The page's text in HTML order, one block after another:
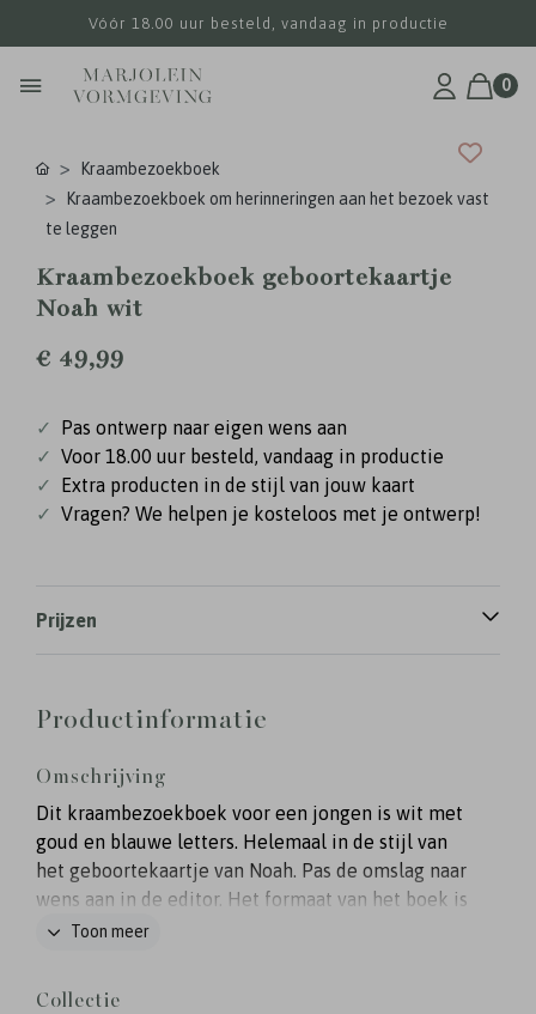
Vóór 18.00 uur besteld, vandaag in productie
0
Kraambezoekboek
Kraambezoekboek om herinneringen aan het bezoek vast
te leggen
Kraambezoekboek geboortekaartje
Noah wit
€ 49,99
✓
Pas ontwerp naar eigen wens aan
✓ Voor 18.00 uur besteld, vandaag in productie
✓
Extra producten in de stijl van jouw kaart
✓ Vragen? We helpen je kosteloos met je ontwerp!
Prijzen
Productinformatie
Omschrijving
Dit kraambezoekboek voor een jongen is wit met
goud en blauwe letters. Helemaal in de stijl van
het geboortekaartje van Noah. Pas de omslag naar
wens aan in de editor. Het formaat van het boek is
25x25. Het boek heeft witte schutbladen aan de
Toon meer
Collectie